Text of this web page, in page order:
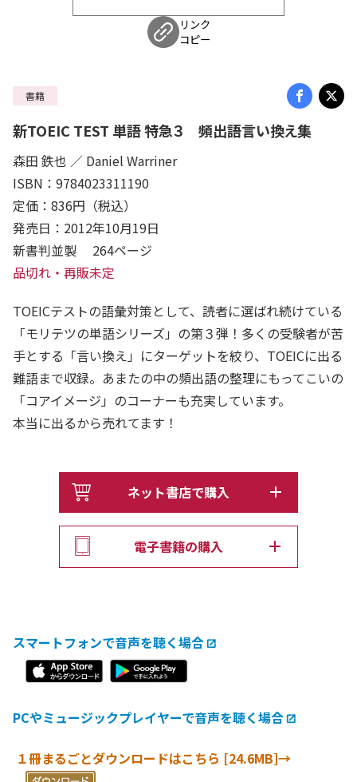
リンク
コピー
書籍
新TOEIC TEST 単語 特急３ 頻出語言い換え集
森田 鉄也 ／ Daniel Warriner
ISBN：9784023311190
定価：836円（税込）
発売日：2012年10月19日
新書判並製 264ページ
品切れ・再販未定
TOEICテストの語彙対策として、読者に選ばれ続けている
「モリテツの単語シリーズ」の第３弾！多くの受験者が苦
手とする「言い換え」にターゲットを絞り、TOEICに出る
難語まで収録。あまたの中の頻出語の整理にもってこいの
「コアイメージ」のコーナーも充実しています。
本当に出るから売れてます！
ネット書店で購入
電子書籍の購入
スマートフォンで音声を聴く場合
PCやミュージックプレイヤーで音声を聴く場合
１冊まるごとダウンロードはこちら [24.6MB]→